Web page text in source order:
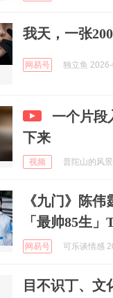
我天，一张
网易号 独立鱼
一个片段
下来
视频 普陀山的风
《九门》陈
「最帅85生」
网易号 可乐谈情感
目不识丁、文